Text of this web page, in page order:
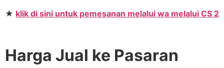
★ klik di sini untuk pemesanan melalui wa melalui CS 2
Harga Jual ke Pasaran